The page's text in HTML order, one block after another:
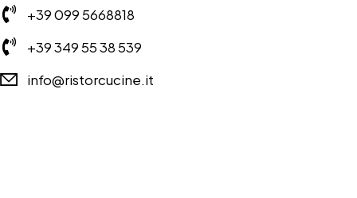
+39 099 5668818
+39 349 55 38 539
info@ristorcucine.it